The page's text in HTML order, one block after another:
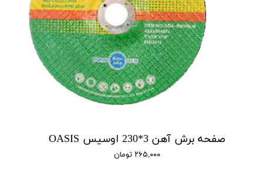
صفحه برش آهن 3*230 اوسیس OASIS
۲۶۵,۰۰۰ تومان